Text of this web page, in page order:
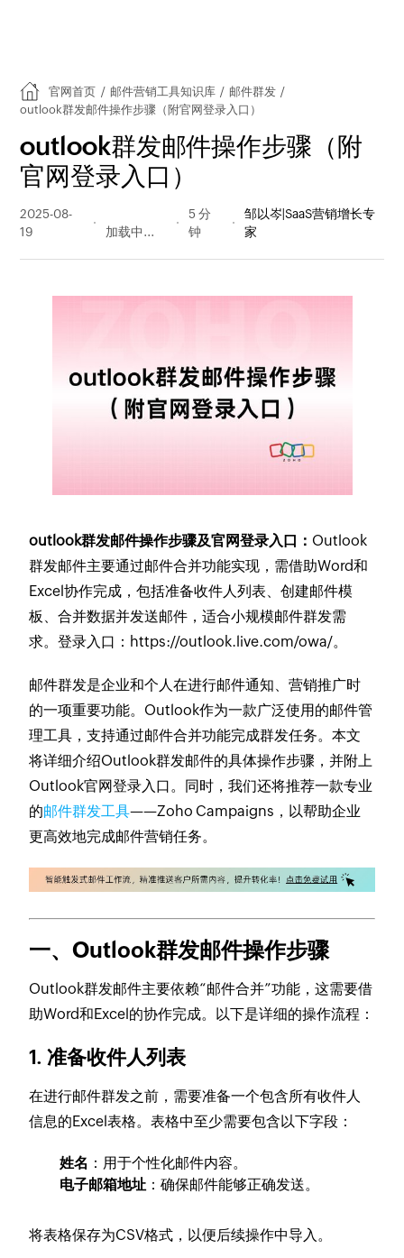
官网首页 / 邮件营销工具知识库 / 邮件群发 /
outlook群发邮件操作步骤（附官网登录入口）
outlook群发邮件操作步骤（附
官网登录入口）
2025-08-
19
量
5 分
钟
邹以岑|SaaS营销增长专
家
outlook群发邮件操作步骤及官网登录入口： Outlook
群发邮件主要通过邮件合并功能实现，需借助Word和
Excel协作完成，包括准备收件人列表、创建邮件模
板、合并数据并发送邮件，适合小规模邮件群发需
求。登录入口： https://outlook.live.com/owa/。
邮件群发是企业和个人在进行邮件通知、营销推广时
的一项重要功能。Outlook作为一款广泛使用的邮件管
理工具，支持通过邮件合并功能完成群发任务。本文
将详细介绍Outlook群发邮件的具体操作步骤，并附上
Outlook官网登录入口。同时，我们还将推荐一款专业
的邮件群发工具——Zoho Campaigns，以帮助企业
更高效地完成邮件营销任务。
一、Outlook群发邮件操作步骤
Outlook群发邮件主要依赖“邮件合并”功能，这需要借
助Word和Excel的协作完成。以下是详细的操作流程：
1. 准备收件人列表
在进行邮件群发之前，需要准备一个包含所有收件人
信息的Excel表格。表格中至少需要包含以下字段：
姓名 ：用于个性化邮件内容。
电子邮箱地址 ：确保邮件能够正确发送。
将表格保存为CSV格式，以便后续操作中导入。